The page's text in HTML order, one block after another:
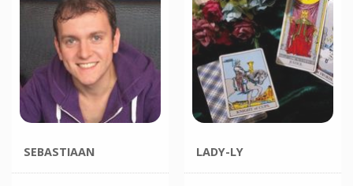
SEBASTIAAN LADY-LY